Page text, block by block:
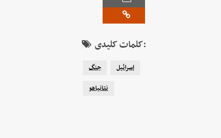
کلمات کلیدی:
جنگ
اسرائیل
نتانیاهو